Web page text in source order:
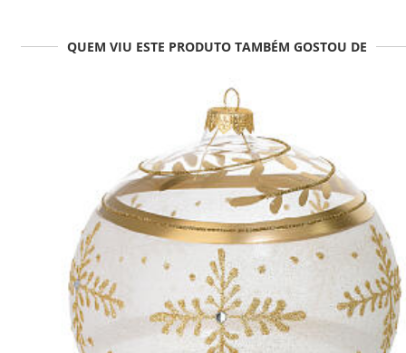
QUEM VIU ESTE PRODUTO TAMBÉM GOSTOU DE